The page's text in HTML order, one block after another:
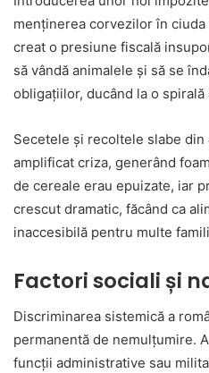
menținerea corvezilor în
creat o presiune fiscală
să vândă animalele și să se
obligațiilor, ducând la o spirală
Secetele și recoltele slabe
amplificat criza, generând
de cereale erau epuizate, iar
crescut dramatic, făcând ca
inaccesibilă pentru multe
Factori sociali și
Discriminarea sistemică a
permanentă de nemulțumire.
funcții administrative sau